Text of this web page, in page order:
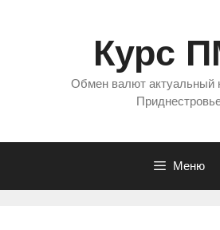
Курс
Обмен валют актуальный
Меню